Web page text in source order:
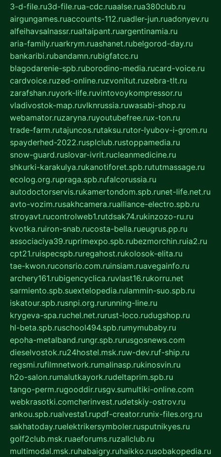
3-d-file.ru3d-file.rua-cdc.ruaalse.rua380club.ru
airgungames.ruaccounts-112.ruadler-jun.ruadonyev.ru
alfeihavsalnassr.rualtaipant.ruargentinamia.ru
aria-family.ruarkrym.ruashanet.rubelgorod-day.ru
bankaribi.rubandamn.rubigfatcc.ru
blagodarenie-spb.ruborodino-media.rucard-voice.ru
cardvoice.ruzed-online.ruzvonitut.ruzebra-tlt.ru
zarafshan.ruyork-life.ruvintovoykompressor.ru
vladivostok-map.ruvlknrussia.ruwasabi-shop.ru
webamator.ruzaryna.ruyoutubefree.rux-ton.ru
trade-farm.rutajuncos.rutaksu.rutor-lyubov-i-grom.ru
spayderhed-2022.rusplclub.rustoppamedia.ru
snow-guard.ruslovar-ivrit.rucleanmedicine.ru
shkurki-karakulya.rukanotiforet.spb.rututmassage.ru
ecolog.org.rupraga.spb.rufalcorussia.ru
autodoctorservis.rukamertondom.spb.runet-life.net.ru
avto-vozim.rusakhcamera.rualliance-electro.spb.ru
stroyavt.rucontrolweb1.rutdsak74.rukinzozo-ru.ru
kvotka.ruiron-snab.rucosta-bella.rueugrus.pp.ru
associaciya39.ruprimexpo.spb.rubezmorchin.ruia2.ru
cpt21.ruispecspb.ruregahost.rukolosok-elita.ru
tae-kwon.ruconsrio.com.ruinsiam.ruavegainfo.ru
archery161.rubigencyclica.ruvlast16.rukorru.net
sarmiento.spb.suextelopedia.rulammin-suo.spb.ru
iskatour.spb.rusnpi.org.rurunning-line.ru
krygeva-spa.ruchel.net.rurust-loco.rudugshop.ru
hl-beta.spb.ruschool494.spb.rumymubaby.ru
epoha-metalband.rungr.spb.rurusgosnews.com
dieselvostok.ru24hostel.msk.ruw-dev.ruf-ship.ru
regsmi.rufilmnetwork.rumalinasp.rukinosvin.ru
h2o-salon.rumalutkayork.rudeltaprim.spb.ru
tango-perm.rugooddir.rusgv.sumultiki-online.com
webkrasotki.comcherinvest.rudetskiy-ostrov.ru
ankou.spb.rualvesta1.rupdf-creator.runix-files.org.ru
sakhatoday.ruelektrikersymboler.rusputnikyes.ru
golf2club.msk.ruaeforums.ruzallclub.ru
multimodal.msk.ruhabaigry.ruhaikko.rusobakopedia.ru